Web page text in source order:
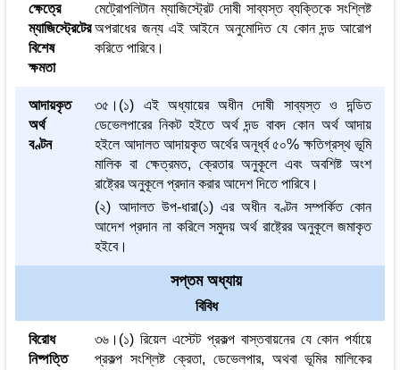
ক্ষেত্রে
ম্যাজিস্ট্রেটের
বিশেষ
ক্ষমতা
মেট্রোপলিটান ম্যাজিস্ট্রেট দোষী সাব্যস্ত ব্যক্তিকে সংশ্লিষ্ট
অপরাধের জন্য এই আইনে অনুমোদিত যে কোন দন্ড আরোপ
করিতে পারিবে।
আদায়কৃত
অর্থ
বণ্টন
৩৫।(১) এই অধ্যায়ের অধীন দোষী সাব্যস্ত ও দন্ডিত
ডেভেলপারের নিকট হইতে অর্থ দন্ড বাবদ কোন অর্থ আদায়
হইলে আদালত আদায়কৃত অর্থের অনূর্ধ্ব ৫০% ক্ষতিগ্রস্থ ভূমি
মালিক বা ক্ষেত্রমত, ক্রেতার অনুকূলে এবং অবশিষ্ট অংশ
রাষ্ট্রের অনুকূলে প্রদান করার আদেশ দিতে পারিবে।
(২) আদালত উপ-ধারা(১) এর অধীন বণ্টন সম্পর্কিত কোন
আদেশ প্রদান না করিলে সমুদয় অর্থ রাষ্ট্রের অনুকূলে জমাকৃত
হইবে।
সপ্তম অধ্যায়
বিবিধ
বিরোধ
নিষ্পত্তি
৩৬।(১) রিয়েল এস্টেট প্রকল্প বাস্তবায়নের যে কোন পর্যায়ে
প্রকল্প সংশ্লিষ্ট ক্রেতা, ডেভেলপার, অথবা ভূমির মালিকের